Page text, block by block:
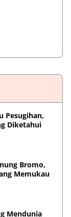
Pesugihan,
Diketahui
Bromo,
Memukau
Mendunia